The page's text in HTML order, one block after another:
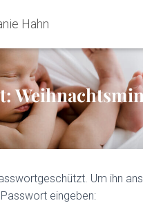
Hahn
Um ihn
eingeben: